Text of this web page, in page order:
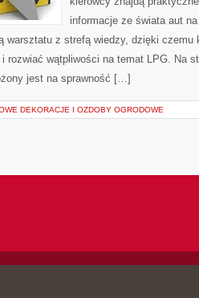
informacje ze świata aut
warsztatu z strefą wiedzy, dzięki czemu
rozwiać wątpliwości na temat LPG. Na
jest na sprawność […]
DEKORACJE I OZDOBY OGRODOWE